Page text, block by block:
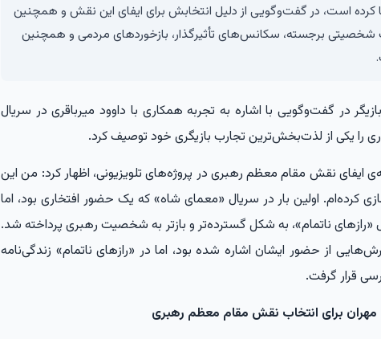
کرده است، در گفت‌وگویی از دلیل انتخابش برای ایفای این نقش و همچنین
برجسته، سکانس‌های تأثیرگذار، بازخوردهای مردمی و همچنین
در گفت‌وگویی با اشاره به تجربه همکاری با داوود میرباقری در سریال
را یکی از لذت‌بخش‌ترین تجارب بازیگری خود توصیف کرد.
ایفای نقش مقام معظم رهبری در پروژه‌های تلویزیونی، اظهار کرد: من این
کرده‌ام. اولین بار در سریال «معمای شاه» که یک حضور افتخاری بود، اما
ناتمام»، به شکل گسترده‌تر و بازتر به شخصیت رهبری پرداخته شد.
از حضور ایشان اشاره شده بود، اما در «رازهای ناتمام» زندگی‌نامه
قرار گرفت.
مهران برای انتخاب نقش مقام معظم رهبری